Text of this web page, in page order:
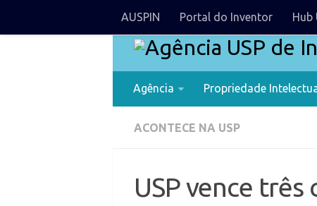
AUSPIN Portal do Inventor Hub
Agência Propriedade
ACONTECE NA USP
USP vence